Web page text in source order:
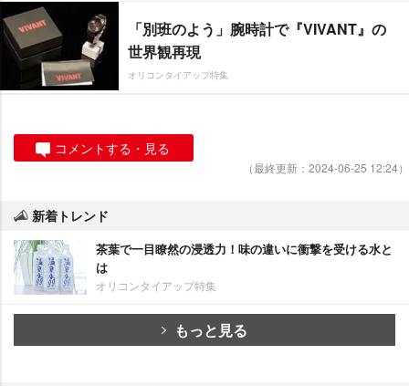
「別班のよう」腕時計で『VIVANT』の
世界観再現
オリコンタイアップ特集
コメントする・見る
（最終更新：2024-06-25 12:24）
新着トレンド
茶葉で一目瞭然の浸透力！味の違いに衝撃を受ける水と
は
オリコンタイアップ特集
もっと見る